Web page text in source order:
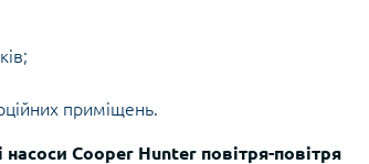
приміщень.
насоси Cooper Hunter повітря-повітря